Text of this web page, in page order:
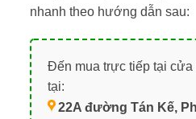
nhanh theo hướng dẫn sau:
Đến mua trực tiếp tại cửa
tại:
22A đường Tán Kế,